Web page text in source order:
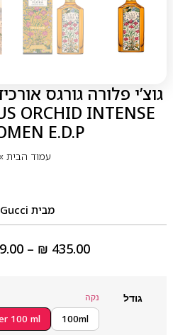
גוצ’י פלורה גורגס
ORCHID INTENSE
E.D.P
עמוד הבית»
מבית Gucci- גוצי
₪ 435.00
–
גודל נקה
100ml
100 ml